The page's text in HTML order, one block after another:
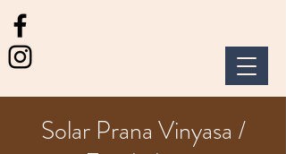
Solar Prana Vinyasa /